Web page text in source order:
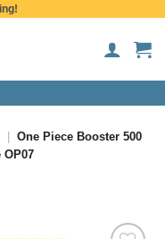
One Piece Booster 500
OP07